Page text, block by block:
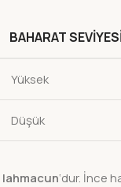
BAHARAT
Yüksek
Düşük
lahmacun‘dur. İnce